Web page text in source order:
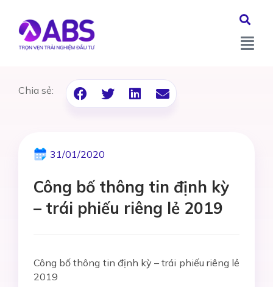
Chia sẻ:
31/01/2020
Công bố thông tin định kỳ
– trái phiếu riêng lẻ 2019
Công bố thông tin định kỳ – trái phiếu riêng lẻ
2019